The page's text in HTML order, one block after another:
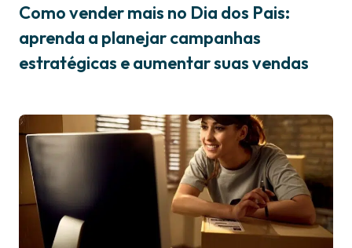
Como vender mais no Dia dos Pais:
aprenda a planejar campanhas
estratégicas e aumentar suas vendas